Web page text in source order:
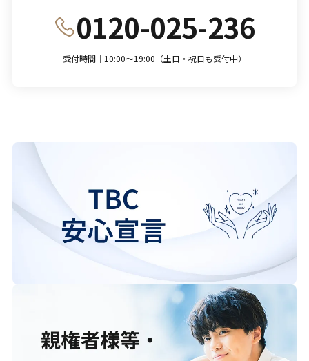
0120-025-236
受付時間｜10:00～19:00（土日・祝日も受付中）